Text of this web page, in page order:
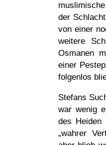
der
von einer
weitere
Osmanen
einer
folgenlos
Stefans
war wenig
des Heiden
wahrer